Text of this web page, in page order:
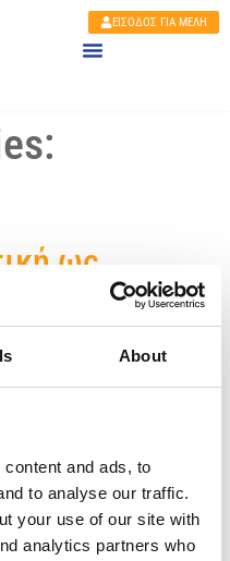
About
and ads, to
to analyse our traffic.
your use of our site with
analytics partners who
ΕΙΣΟΔΟΣ ΓΙΑ ΜΕΛΗ
ως
της
στην
πράξη:
ή